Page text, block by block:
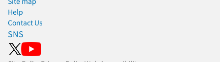
Help
Contact Us
SNS